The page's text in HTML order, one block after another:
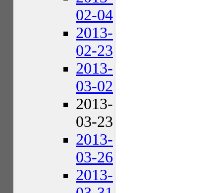
02-04
2013-
02-23
2013-
03-02
2013-
03-23
2013-
03-26
2013-